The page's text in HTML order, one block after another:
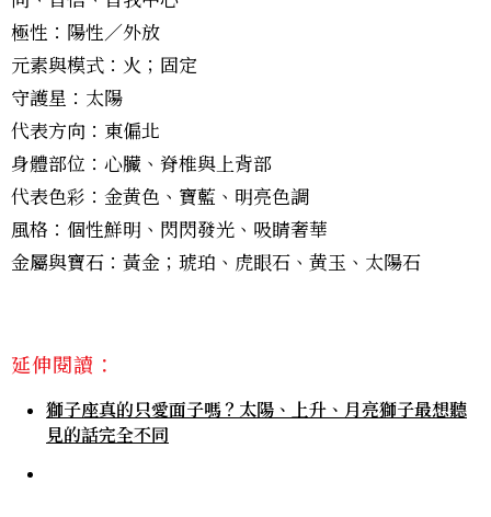
極性：陽性／外放
元素與模式：火；固定
守護星：太陽
代表方向：東偏北
身體部位：心臟、脊椎與上背部
代表色彩：金黄色、寶藍、明亮色調
風格：個性鮮明、閃閃發光、吸睛奢華
金屬與寶石：黃金；琥珀、虎眼石、黄玉、太陽石
延伸閱讀：
獅子座真的只愛面子嗎？太陽、上升、月亮獅子最想聽
見的話完全不同